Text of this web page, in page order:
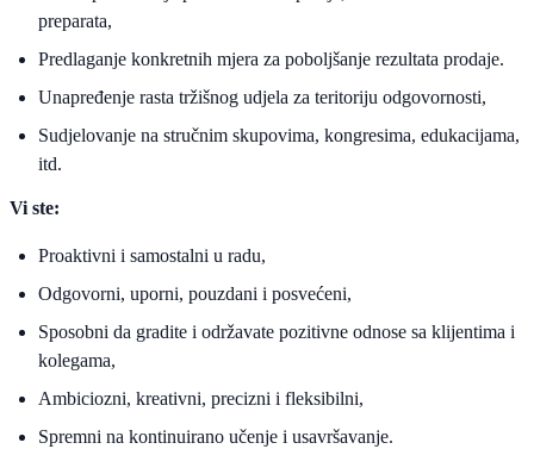
preparata,
Predlaganje konkretnih mjera za poboljšanje rezultata prodaje.
Unapređenje rasta tržišnog udjela za teritoriju odgovornosti,
Sudjelovanje na stručnim skupovima, kongresima, edukacijama,
itd.
Vi ste:
Proaktivni i samostalni u radu,
Odgovorni, uporni, pouzdani i posvećeni,
Sposobni da gradite i održavate pozitivne odnose sa klijentima i
kolegama,
Ambiciozni, kreativni, precizni i fleksibilni,
Spremni na kontinuirano učenje i usavršavanje.